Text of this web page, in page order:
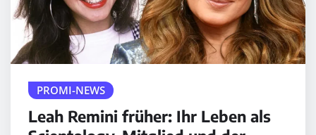
PROMI-NEWS
Leah Remini früher: Ihr Leben als